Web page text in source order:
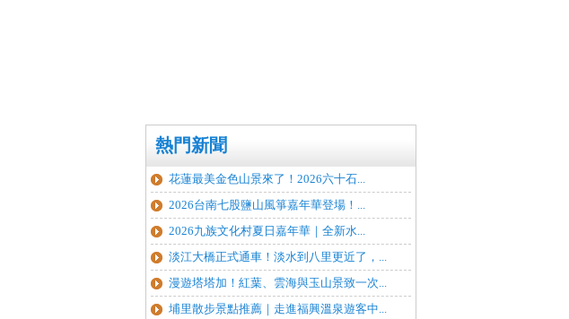
熱門新聞
花蓮最美金色山景來了！2026六十石...
2026台南七股鹽山風箏嘉年華登場！...
2026九族文化村夏日嘉年華｜全新水...
淡江大橋正式通車！淡水到八里更近了，...
漫遊塔塔加！紅葉、雲海與玉山景致一次...
埔里散步景點推薦｜走進福興溫泉遊客中...